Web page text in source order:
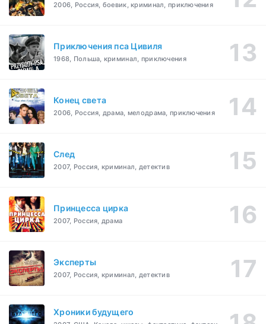
2006, Россия, боевик, криминал, приключения
Приключения пса Цивиля
1968, Польша, криминал, приключения
Конец света
2006, Россия, драма, мелодрама, приключения
След
2007, Россия, криминал, детектив
Принцесса цирка
2007, Россия, драма
Эксперты
2007, Россия, криминал, детектив
Хроники будущего